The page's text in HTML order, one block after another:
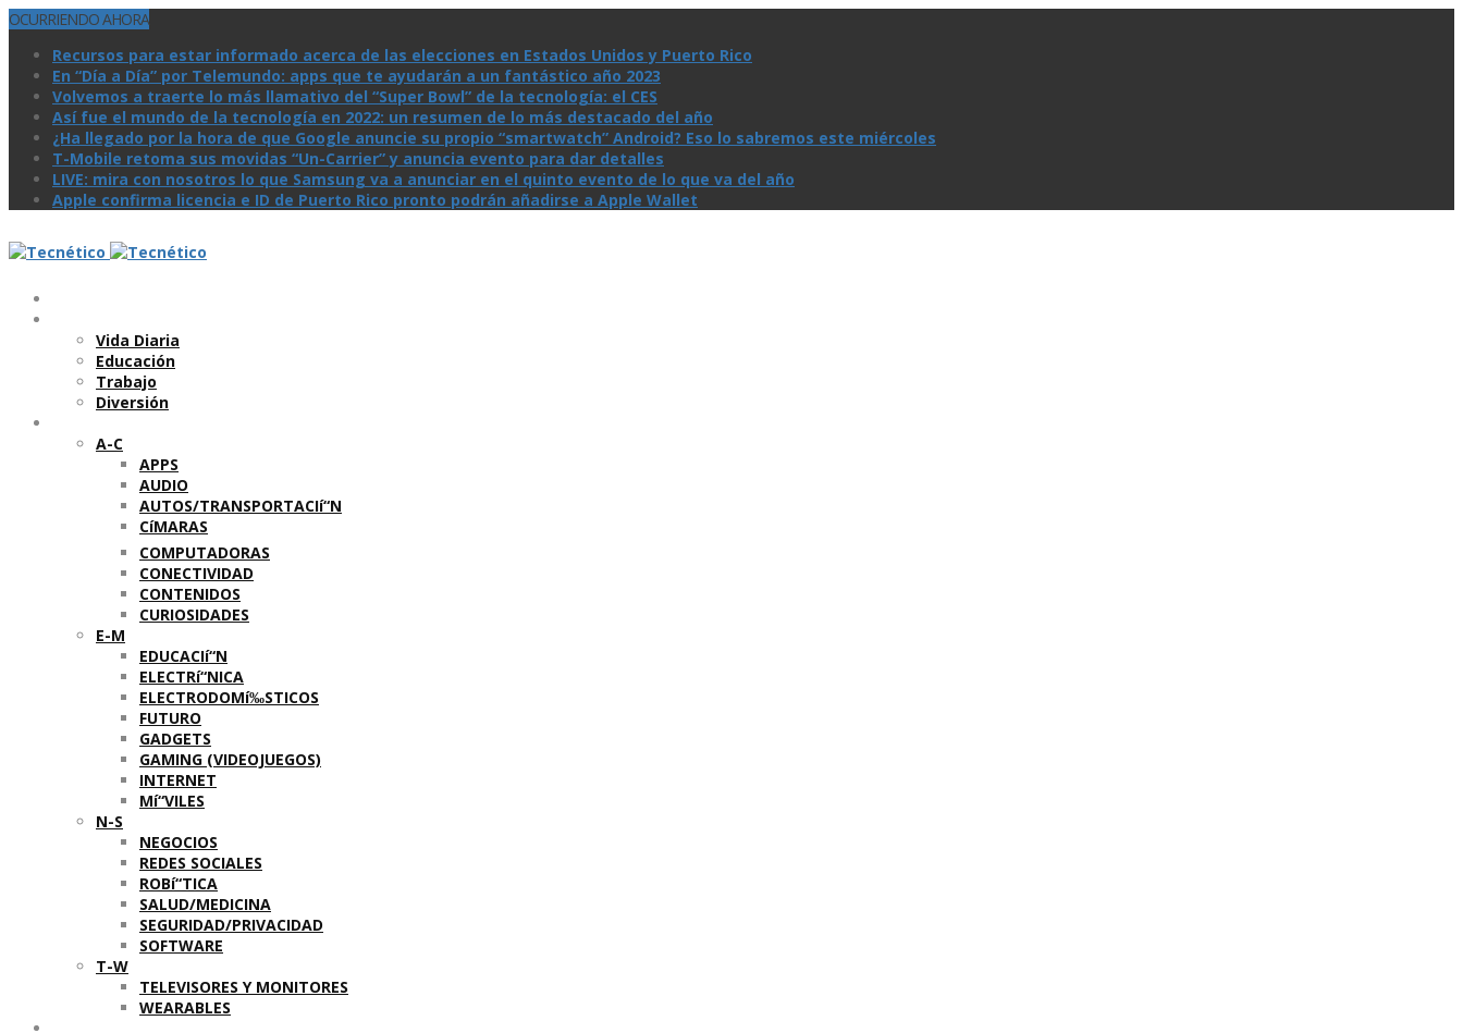
OCURRIENDO AHORA
Recursos para estar informado acerca de las elecciones en Estados Unidos y Puerto Rico
En “Día a Día” por Telemundo: apps que te ayudarán a un fantástico año 2023
Volvemos a traerte lo más llamativo del “Super Bowl” de la tecnologí­a: el CES
Así­ fue el mundo de la tecnologí­a en 2022: un resumen de lo más destacado del año
¿Ha llegado por la hora de que Google anuncie su propio “smartwatch” Android? Eso lo sabremos este miércoles
T-Mobile retoma sus movidas “Un-Carrier” y anuncia evento para dar detalles
LIVE: mira con nosotros lo que Samsung va a anunciar en el quinto evento de lo que va del año
Apple confirma licencia e ID de Puerto Rico pronto podrán añadirse a Apple Wallet
Vida Diaria
Educación
Trabajo
Diversión
A-C
APPS
AUDIO
AUTOS/TRANSPORTACIí“N
CíMARAS
COMPUTADORAS
CONECTIVIDAD
CONTENIDOS
CURIOSIDADES
E-M
EDUCACIí“N
ELECTRí“NICA
ELECTRODOMí‰STICOS
FUTURO
GADGETS
GAMING (VIDEOJUEGOS)
INTERNET
Mí“VILES
N-S
NEGOCIOS
REDES SOCIALES
ROBí“TICA
SALUD/MEDICINA
SEGURIDAD/PRIVACIDAD
SOFTWARE
T-W
TELEVISORES Y MONITORES
WEARABLES